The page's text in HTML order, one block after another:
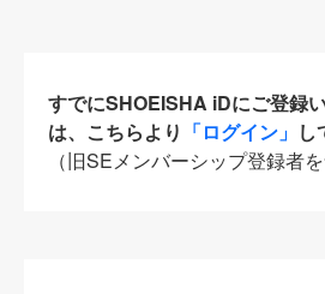
すでにSHOEISHA iDにご登録
は、こちらより 「ログイン」 し
（旧SEメンバーシップ登録者を